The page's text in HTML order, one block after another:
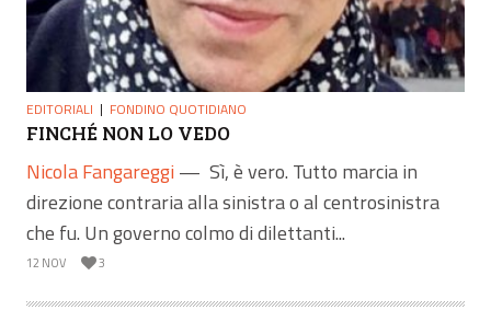
EDITORIALI FONDINO QUOTIDIANO
FINCHÉ NON LO VEDO
Nicola Fangareggi — Sì, è vero. Tutto marcia in
direzione contraria alla sinistra o al centrosinistra
che fu. Un governo colmo di dilettanti...
12 NOV 3